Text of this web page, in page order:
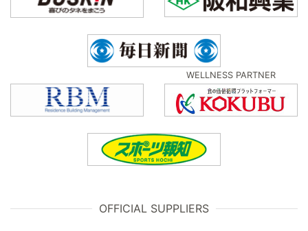
WELLNESS PARTNER
OFFICIAL SUPPLIERS